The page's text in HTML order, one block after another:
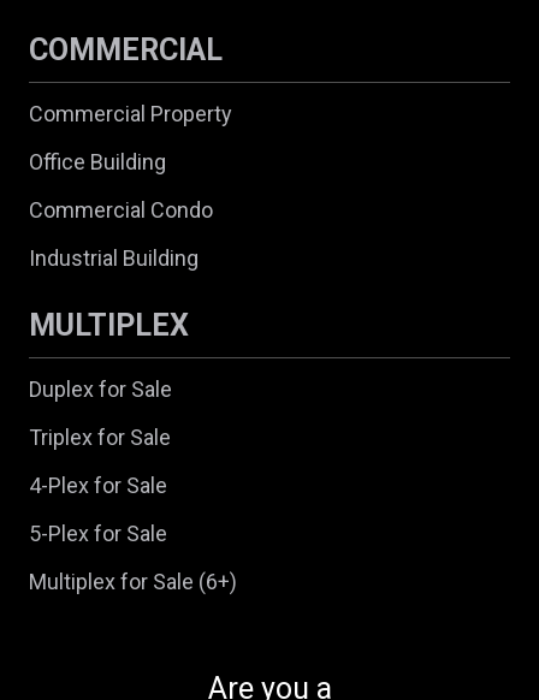
COMMERCIAL
Commercial Property
Office Building
Commercial Condo
Industrial Building
MULTIPLEX
Duplex for Sale
Triplex for Sale
4-Plex for Sale
5-Plex for Sale
Multiplex for Sale (6+)
Are you a